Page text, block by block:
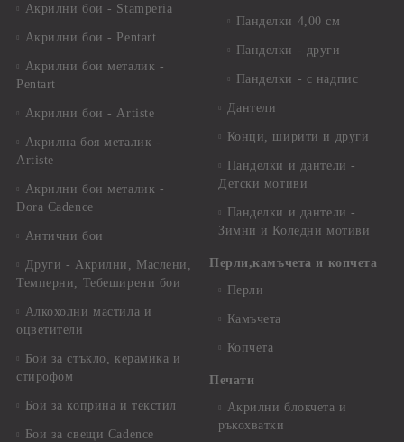
Акрилни бои - Stamperia
Акрилни бои - Pentart
Акрилни бои металик -
Pentart
Акрилни бои - Artiste
Акрилна боя металик -
Artiste
Акрилни бои металик -
Dora Cadence
Антични бои
Други - Акрилни, Маслени,
Темперни, Тебеширени бои
Алкохолни мастила и
оцветители
Бои за стъкло, керамика и
стирофом
Бои за коприна и текстил
Бои за свещи Cadence
Панделки 4,00 см
Панделки - други
Панделки - с надпис
Дантели
Конци, ширити и други
Панделки и дантели -
Детски мотиви
Панделки и дантели -
Зимни и Коледни мотиви
Перли,камъчета и копчета
Перли
Камъчета
Копчета
Печати
Акрилни блокчета и
ръкохватки